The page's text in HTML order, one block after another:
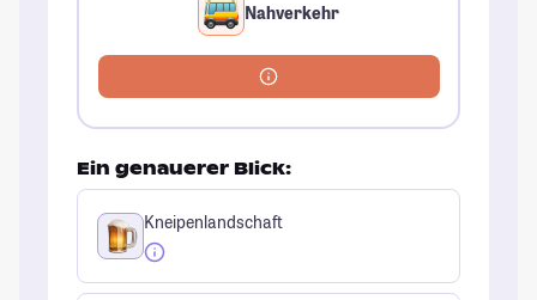
Nahverkehr
Ein genauerer Blick:
Kneipenlandschaft